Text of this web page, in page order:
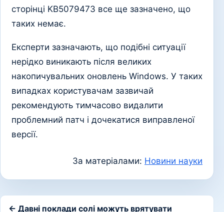
сторінці KB5079473 все ще зазначено, що
таких немає.
Експерти зазначають, що подібні ситуації
нерідко виникають після великих
накопичувальних оновлень Windows. У таких
випадках користувачам зазвичай
рекомендують тимчасово видалити
проблемний патч і дочекатися виправленої
версії.
За матеріалами: Новини науки
← Давні поклади солі можуть врятувати